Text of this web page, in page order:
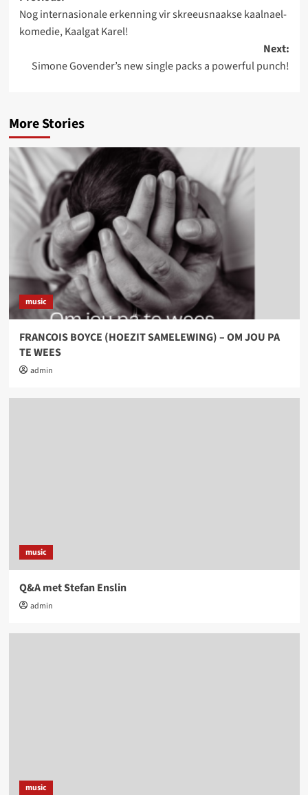
navigation
Nog internasionale erkenning vir skreeusnaakse kaalnael-
komedie, Kaalgat Karel!
Next:
Simone Govender’s new single packs a powerful punch!
More Stories
music
FRANCOIS BOYCE (HOEZIT SAMELEWING) – OM JOU PA
TE WEES
admin
music
Q&A met Stefan Enslin
admin
music